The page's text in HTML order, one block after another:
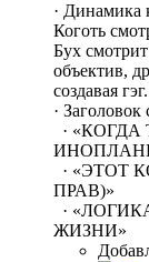
· Динамика
Коготь
Бух
объектив,
создавая гэг.
·
·
· «ЭТОТ
ПРАВ)»
·
ЖИЗНИ»